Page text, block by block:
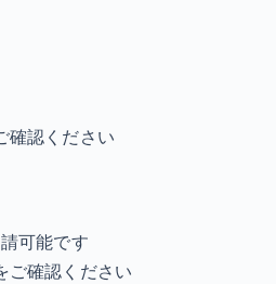
確認ください
可能です
ご確認ください